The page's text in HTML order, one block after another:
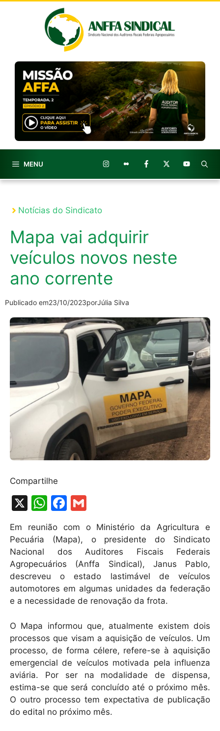
MENU
Notícias do Sindicato
Mapa vai adquirir
veículos novos neste
ano corrente
Publicado em23/10/2023porJúlia Silva
Compartilhe
X
W
h
at
s
A
p
p
F
c
e
b
o
o
m
ai
l
Em reunião com o Ministério da Agricultura e
Pecuária (Mapa), o presidente do Sindicato
Nacional dos Auditores Fiscais Federais
Agropecuários (Anffa Sindical), Janus Pablo,
descreveu o estado lastimável de veículos
automotores em algumas unidades da federação
e a necessidade de renovação da frota.
O Mapa informou que, atualmente existem dois
processos que visam a aquisição de veículos. Um
processo, de forma célere, refere-se à aquisição
emergencial de veículos motivada pela influenza
aviária. Por ser na modalidade de dispensa,
estima-se que será concluído até o próximo mês.
O outro processo tem expectativa de publicação
do edital no próximo mês.